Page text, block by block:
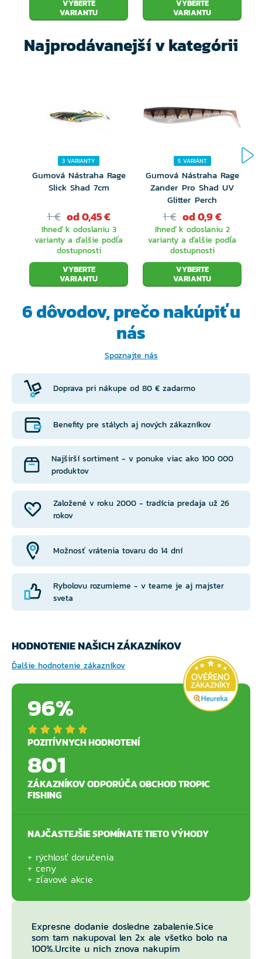
VYBERTE
VARIANTU
VYBERTE
VARIANTU
Najprodávanejší v kategórii
3 VARIANTY
Gumová Nástraha Rage
Slick Shad 7cm
1 € od 0,45 €
Ihneď k odoslaniu 3
varianty a ďalšie podľa
dostupnosti
VYBERTE
VARIANTU
5 VARIÁNT
Gumová Nástraha Rage
Zander Pro Shad UV
Glitter Perch
1 € od 0,9 €
Ihneď k odoslaniu 2
varianty a ďalšie podľa
dostupnosti
VYBERTE
VARIANTU
6 dôvodov, prečonakúpiť u
nás
Spoznajte nás
Doprava pri nákupe od 80 € zadarmo
Založené v roku 2000 - tradícia predaja už 26
rokov
Benefity pre stálych aj nových zákazníkov
Možnosť vrátenia tovaru do 14 dní
Najširší sortiment - v ponuke viac ako 100 000
produktov
Rybolovu rozumieme - v teame je aj majster
sveta
HODNOTENIE NAŠICH ZÁKAZNÍKOV
Ďalšie hodnotenie zákazníkov
96%
POZITÍVNYCH HODNOTENÍ
801
ZÁKAZNÍKOV ODPORÚČA OBCHOD TROPIC
FISHING
NAJČASTEJŠIE SPOMÍNATE TIETO VÝHODY
rýchlosť doručenia
ceny
zľavové akcie
Expresne dodanie dosledne zabalenie.Sice
som tam nakupoval len 2x ale všetko bolo na
100%.Urcite u nich znova nakupim